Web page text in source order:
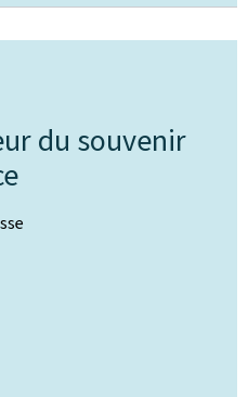
du souvenir